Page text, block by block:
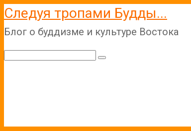
Перейти
к
контенту
Следуя тропами Будды...
Блог о буддизме и культуре Востока